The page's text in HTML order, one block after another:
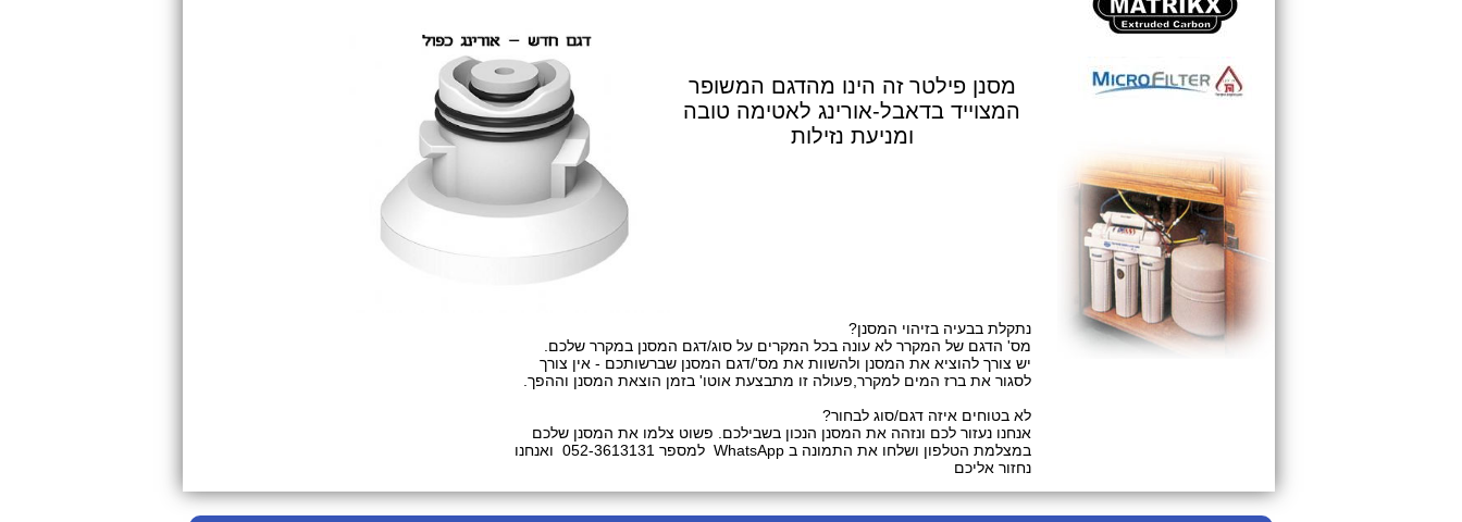
מסנן פילטר זה הינו מהדגם המשופר
המצוייד בדאבל-אורינג לאטימה טובה
ומניעת נזילות
נתקלת בבעיה בזיהוי המסנן?
מס' הדגם של המקרר לא עונה בכל המקרים על סוג/דגם המסנן במקרר שלכם.
יש צורך להוציא את המסנן ולהשוות את מס'/דגם המסנן שברשותכם - אין צורך
לסגור את ברז המים למקרר,פעולה זו מתבצעת אוטו' בזמן הוצאת המסנן וההפך.
לא בטוחים איזה דגם/סוג לבחור?
אנחנו נעזור לכם ונזהה את המסנן הנכון בשבילכם. פשוט צלמו את המסנן שלכם
במצלמת הטלפון ושלחו את התמונה ב WhatsApp למספר 052-3613131 ואנחנו
נחזור אליכם